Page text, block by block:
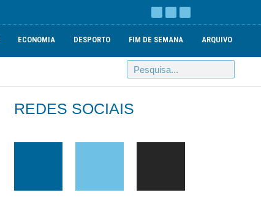
ECONOMIA DESPORTO FIM DE SEMANA ARQUIVO
REDES SOCIAIS